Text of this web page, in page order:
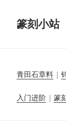
篆刻小站
青田石章料 |
入门进阶 |篆